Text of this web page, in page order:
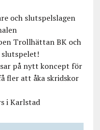
och slutspelslagen
Trollhättan BK och
slutspelet!
på nytt koncept för
fler att åka skridskor
i Karlstad